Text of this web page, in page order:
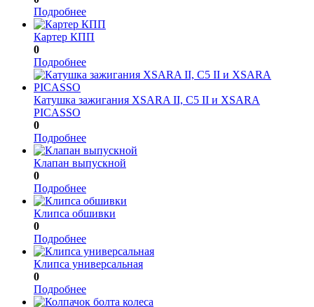
Подробнее
Картер КПП
0
Подробнее
Катушка зажигания XSARA II, C5 II и XSARA
PICASSO
0
Подробнее
Клапан выпускной
0
Подробнее
Клипса обшивки
0
Подробнее
Клипса универсальная
0
Подробнее